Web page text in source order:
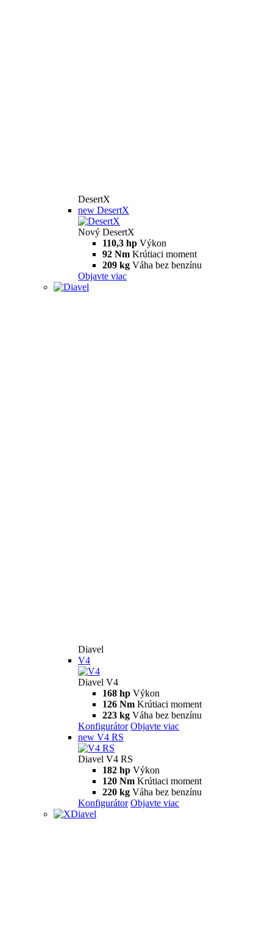
DesertX
new DesertX
Nový DesertX
110,3 hp Výkon
92 Nm Krútiaci moment
209 kg Váha bez benzínu
Objavte viac
Diavel
V4
Diavel V4
168 hp Výkon
126 Nm Krútiaci moment
223 kg Váha bez benzínu
Konfigurátor Objavte viac
new V4 RS
Diavel V4 RS
182 hp Výkon
120 Nm Krútiaci moment
220 kg Váha bez benzínu
Konfigurátor Objavte viac